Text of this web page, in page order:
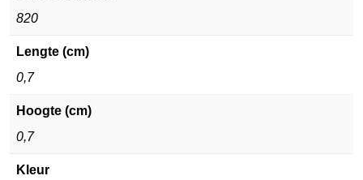
820
Lengte (cm)
0,7
Hoogte (cm)
0,7
Kleur